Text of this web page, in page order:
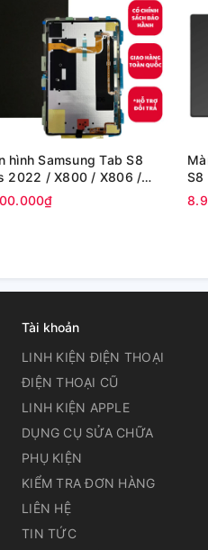
hình Samsung Tab S8
2022 / X800 / X806 /
(12.4in) -(Zin)
S8
Tài khoản
LINH KIỆN ĐIỆN THOẠI
ĐIỆN THOẠI CŨ
LINH KIỆN APPLE
DỤNG CỤ SỬA CHỮA
PHỤ KIỆN
KIỂM TRA ĐƠN HÀNG
LIÊN HỆ
TIN TỨC